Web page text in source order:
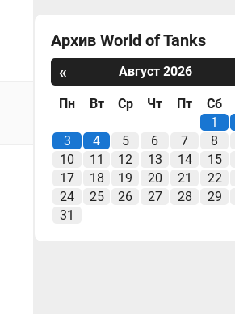
Архив World of Tanks
«
Август 2026
Пн Вт Ср Чт Пт
Сб
1
3
4 5 6 7
8
10
11 12 13 14
15
17
18 19 20 21
22
24
25 26 27 28
29
31